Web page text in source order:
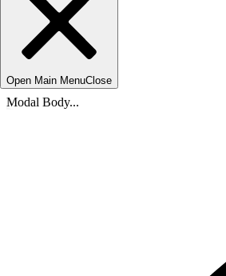
Open Main MenuClose
Modal Body...